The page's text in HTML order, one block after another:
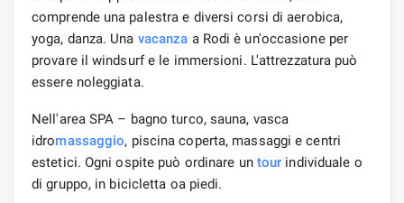
comprende una palestra e diversi corsi di aerobica,
yoga, danza. Una vacanza a Rodi è un'occasione per
provare il windsurf e le immersioni. L'attrezzatura può
essere noleggiata.
Nell'area SPA – bagno turco, sauna, vasca
idromassaggio, piscina coperta, massaggi e centri
estetici. Ogni ospite può ordinare un tour individuale o
di gruppo, in bicicletta oa piedi.